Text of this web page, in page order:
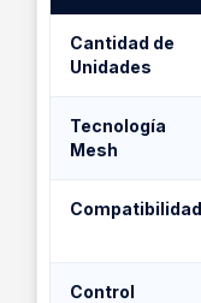
Cantidad de
Unidades
Tecnología
Mesh
Compatibilidad
Control